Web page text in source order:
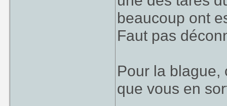
beaucoup ont
Faut pas
Pour la blague,
que vous en